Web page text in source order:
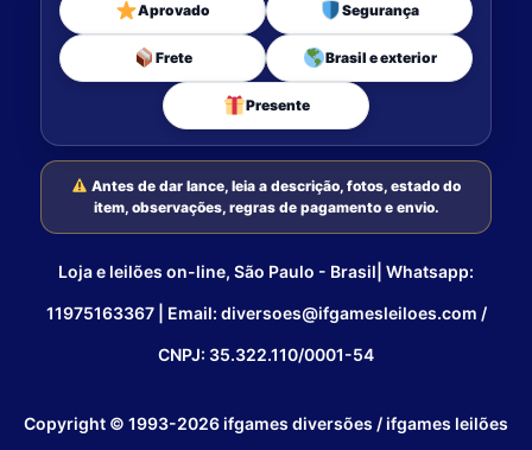
Aprovado Segurança
Frete Brasil e exterior
Presente
Antes de dar lance, leia a descrição, fotos, estado do
item, observações, regras de pagamento e envio.
Loja e leilões on-line, São Paulo - Brasil| Whatsapp:
11975163367 | Email: diversoes@ifgamesleiloes.com /
CNPJ: 35.322.110/0001-54
Copyright © 1993-2026 ifgames diversões / ifgames leilões